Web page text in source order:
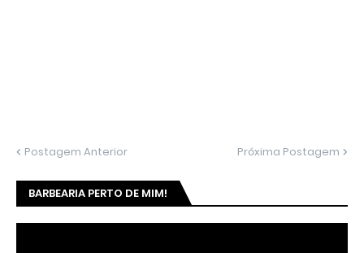
Postagem Anterior Próxima Postagem
BARBEARIA PERTO DE MIM!